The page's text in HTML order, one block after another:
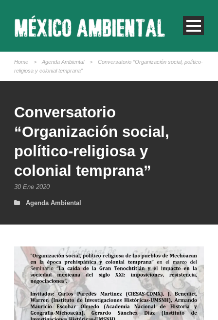
Home > Agenda Ambiental >
Conversatorio “Organización social, político-
religiosa y colonial temprana”
Conversatorio
“Organización social,
político-religiosa y
colonial temprana”
30 Ene 2020
Agenda Ambiental